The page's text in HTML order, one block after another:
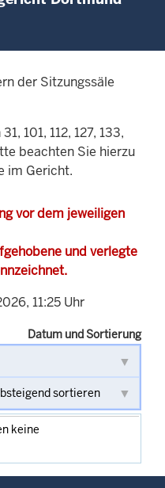
der Sitzungssäle
101, 112, 127, 133,
beachten Sie hierzu
im Gericht.
vor dem jeweiligen
und verlegte
11:25 Uhr
Datum und Sortierung
keine